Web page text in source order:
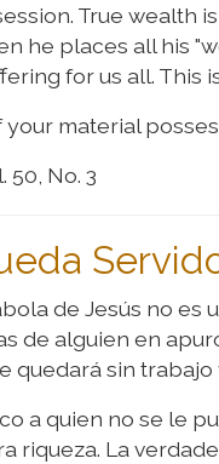
True wealth
he places all his
for us all. This
material
50, No. 3
de Jesús no es
de alguien en
sin trabajo
a quien no se le
riqueza. La